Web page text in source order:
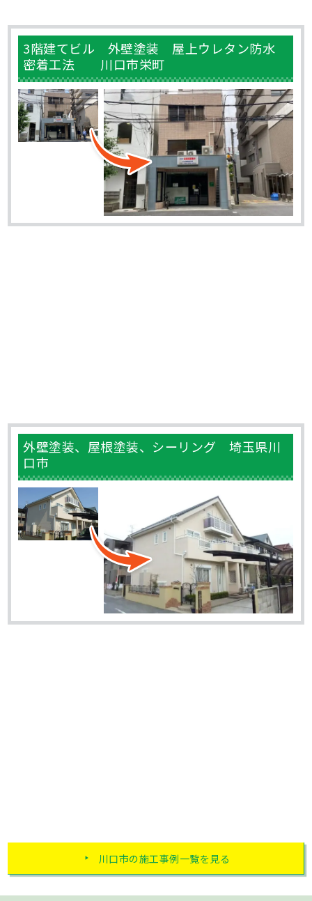
3階建てビル 外壁塗装 屋上ウレタン防水
密着工法 川口市栄町
外壁塗装、屋根塗装、シーリング 埼玉県川
口市
川口市の施工事例一覧を見る